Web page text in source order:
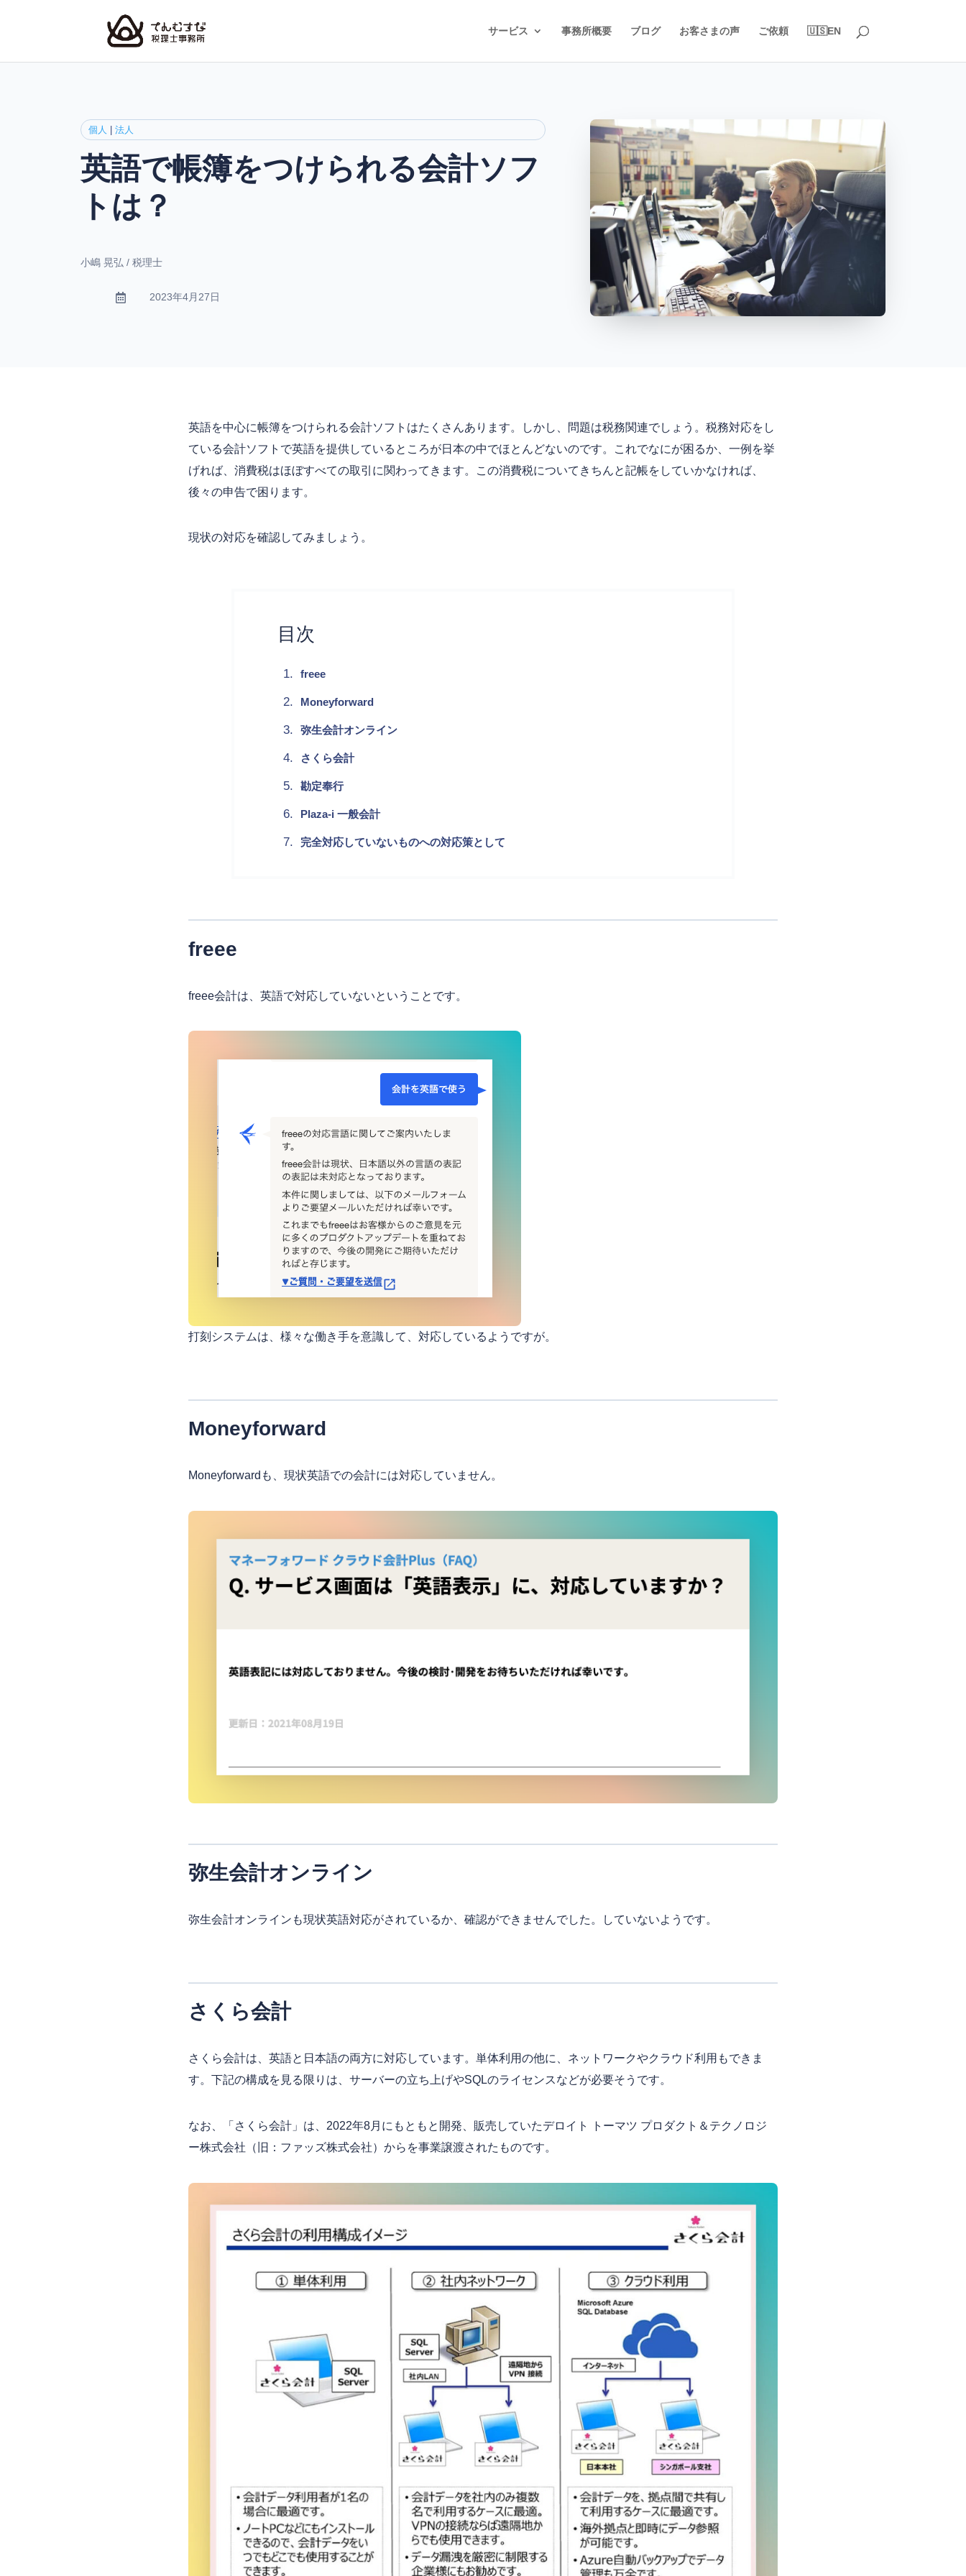
サービス 事務所概要 ブログ お客さまの声 ご依頼 🇺🇸EN
個人 法人
英語で帳簿をつけられる会計ソフ
トは？
小嶋 晃弘 / 税理士
 2023年4月27日
英語を中心に帳簿をつけられる会計ソフトはたくさんあります。しかし、問題は税務関連でしょう。税務対応をし
ている会計ソフトで英語を提供しているところが日本の中でほとんどないのです。これでなにが困るか、一例を挙
げれば、消費税はほぼすべての取引に関わってきます。この消費税についてきちんと記帳をしていかなければ、
後々の申告で困ります。
現状の対応を確認してみましょう。
目次
freee
Moneyforward
弥生会計オンライン
さくら会計
勘定奉行
Plaza-i 一般会計
完全対応していないものへの対応策として
freee
freee会計は、英語で対応していないということです。
打刻システムは、様々な働き手を意識して、対応しているようですが。
Moneyforward
Moneyforwardも、現状英語での会計には対応していません。
弥生会計オンライン
弥生会計オンラインも現状英語対応がされているか、確認ができませんでした。していないようです。
さくら会計
さくら会計は、英語と日本語の両方に対応しています。単体利用の他に、ネットワークやクラウド利用もできま
す。下記の構成を見る限りは、サーバーの立ち上げやSQLのライセンスなどが必要そうです。
なお、「さくら会計」は、2022年8月にもともと開発、販売していたデロイト トーマツ プロダクト＆テクノロジ
ー株式会社（旧：ファッズ株式会社）からを事業譲渡されたものです。